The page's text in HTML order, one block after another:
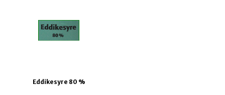
Eddikesyre 80 %